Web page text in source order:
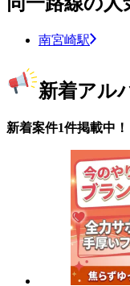
南宮崎駅
新着アル
新着案件1件掲載中！